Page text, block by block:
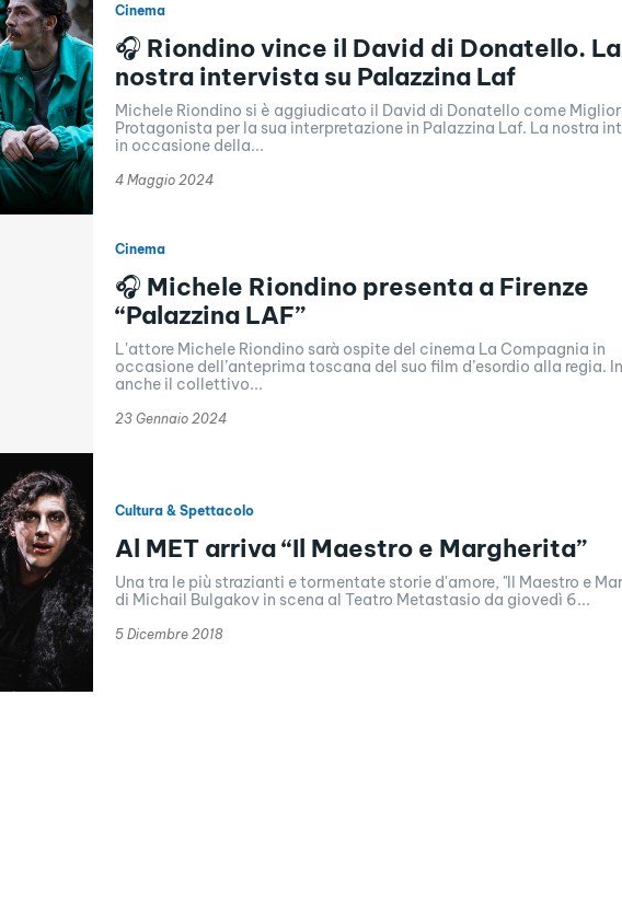
Cinema
🎧 Riondino vince il David di Donatello. La
nostra intervista su Palazzina Laf
Michele Riondino si è aggiudicato il David di Donatello come
Protagonista per la sua interpretazione in Palazzina Laf. La nostra
in occasione della...
4 Maggio 2024
Cinema
🎧 Michele Riondino presenta a Firenze
“Palazzina LAF”
L'attore Michele Riondino sarà ospite del cinema La Compagnia in
occasione dell’anteprima toscana del suo film d’esordio alla regia.
anche il collettivo...
23 Gennaio 2024
Cultura & Spettacolo
Al MET arriva “Il Maestro e Margherita”
Una tra le più strazianti e tormentate storie d'amore, "Il Maestro e
di Michail Bulgakov in scena al Teatro Metastasio da giovedì 6...
5 Dicembre 2018